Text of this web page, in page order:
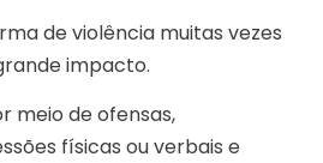
de violência muitas vezes
impacto.
meio de ofensas,
físicas ou verbais e